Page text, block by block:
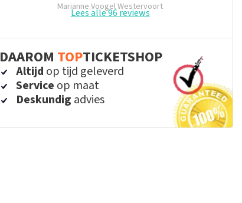
Marianne VoogelWestervoort
Lees alle 96 reviews
DAAROM TOPTICKETSHOP
Altijd op tijd geleverd
Service op maat
Deskundig advies